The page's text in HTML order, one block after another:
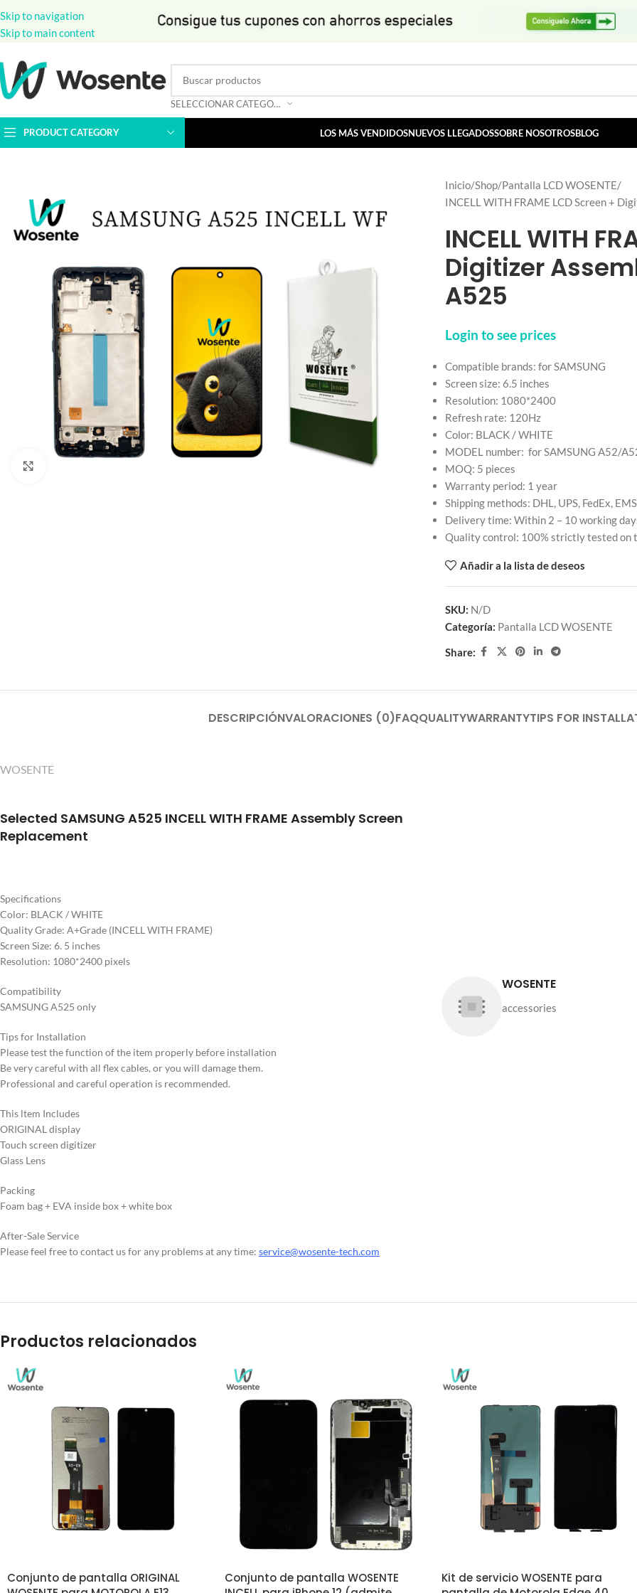
Skip to navigation
Skip to main content
SELECCIONAR CATEGORÍA
PRODUCT CATEGORY LOS MÁS VENDIDOSNUEVOS LLEGADOSSOBRE NOSOTROSBLOG
Inicio Shop Pantalla LCD WOSENTE
INCELL WITH FRAME LCD Screen +
INCELL WITH
Digitizer
A525
Login to see prices
Compatible brands: for SAMSUNG
Screen size: 6.5 inches
Resolution: 1080*2400
Refresh rate: 120Hz
Color: BLACK / WHITE
MODEL number: for SAMSUNG A52/
MOQ: 5 pieces
Warranty period: 1 year
Shipping methods: DHL, UPS, FedEx, EMS
Delivery time: Within 2 – 10 working
Quality control: 100% strictly tested on
Añadir a la lista de deseos
SKU: N/D
Categoría: Pantalla LCD WOSENTE
Share:
DESCRIPCIÓNVALORACIONES (0)FAQQUALITYWARRANTYTIPS FOR
WOSENTE
Selected SAMSUNG A525 INCELLWITH FRAME Assembly Screen
Replacement
Specifications
Color: BLACK / WHITE
Quality Grade: A+Grade (INCELL WITH FRAME)
Screen Size: 6. 5 inches
Resolution: 1080*2400 pixels
Compatibility
SAMSUNG A525 only
Tips for Installation
Please test the function of the item properly before installation
Be very careful with all flex cables, or you will damage them.
Professional and careful operation is recommended.
This ltem Includes
ORIGINAL display
Touch screen digitizer
Glass Lens
Packing
Foam bag + EVA inside box + white box
After-Sale Service
Please feel free to contact us for any problems at any time: service@wosente-tech.com
WOSENTE
accessories
Productos relacionados
Conjunto de pantalla ORIGINAL
Conjunto de pantalla WOSENTE
Kit de servicio WOSENTE para